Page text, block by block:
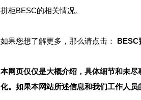
拼柜BESC的相关情况。
如果您想了解更多，那么请点击： BESC
本网页仅仅是大概介绍，具体细节和未
化。如果本网站所述信息和我们工作人